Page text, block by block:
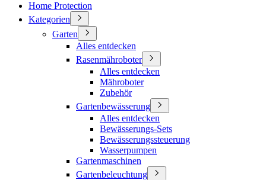
Home Protection
Kategorien
Garten
Alles entdecken
Rasenmähroboter
Alles entdecken
Mähroboter
Zubehör
Gartenbewässerung
Alles entdecken
Bewässerungs-Sets
Bewässerungssteuerung
Wasserpumpen
Gartenmaschinen
Gartenbeleuchtung